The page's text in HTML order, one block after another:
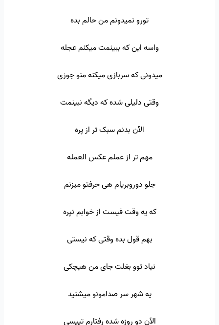
تورو نمیدونم من حالم بده
واسه این که ببینمت میکنم عجله
میدونی که سربازی میکنه منو جوزی
وقتی دلیلی شده که دیگه نبینمت
الآن بدنم سبک تر از پره
مهم تر از عملم عکس العمله
جلو دوروبریام هی حرفتو میزنم
که یه وقت فیست از خوابم نپره
بهم قول بده وقتی که نیستی
نیاد توو بغلت جای من هیچکی
یه شهر سر صدامونو میشنید
الآن دو روزه شده رفتارم تیپسی